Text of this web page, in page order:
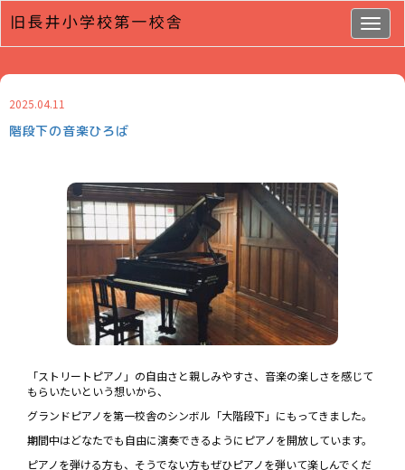
2025.04.11
階段下の音楽ひろば
「ストリートピアノ」の自由さと親しみやすさ、音楽の楽しさを感じて
もらいたいという想いから、
グランドピアノを第一校舎のシンボル「大階段下」にもってきました。
期間中はどなたでも自由に演奏できるようにピアノを開放しています。
ピアノを弾ける方も、そうでない方もぜひピアノを弾いて楽しんでくだ